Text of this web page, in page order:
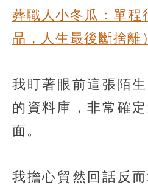
葬職人小冬瓜：單程
品，人生最後斷捨離）
我盯著眼前這張陌
的資料庫，非常確
面。
我擔心貿然回話反